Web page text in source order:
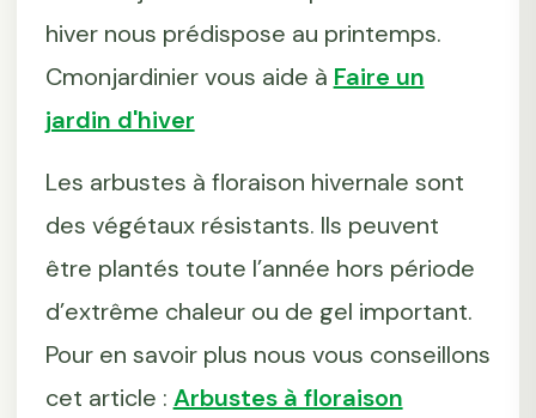
hiver nous prédispose au printemps.
Cmonjardinier vous aide à Faire un
jardin d'hiver
Les arbustes à floraison hivernale sont
des végétaux résistants. Ils peuvent
être plantés toute l’année hors période
d’extrême chaleur ou de gel important.
Pour en savoir plus nous vous conseillons
cet article : Arbustes à floraison